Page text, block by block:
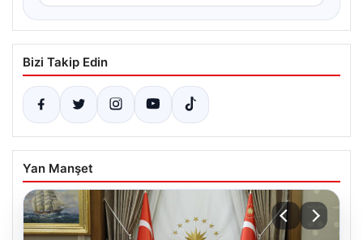
Bizi Takip Edin
Yan Manşet